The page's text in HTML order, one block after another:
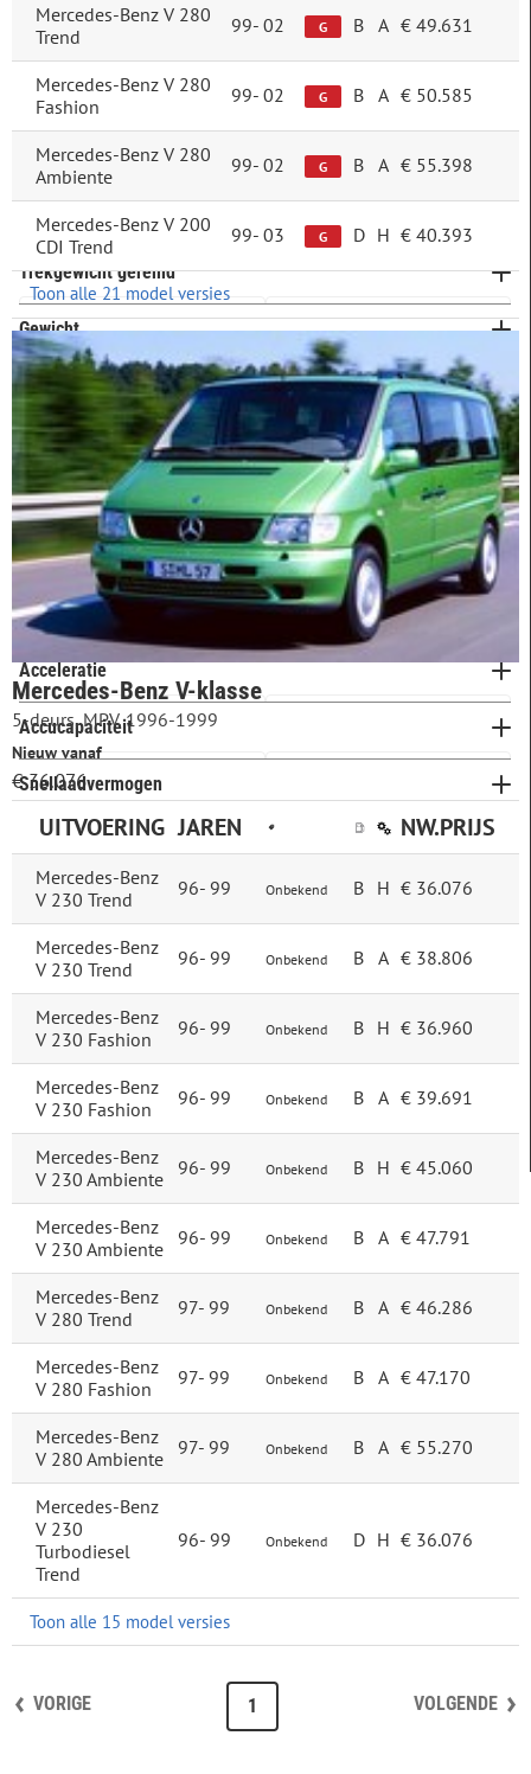
Energielabel
D
F
G
78
Overig
Segment
Lengte
Instaphoogte
Hoog (68+ cm)
Laag (t/m 58 cm)
Middel (58 t/m 68 cm)
0
Trekgewicht geremd
Gewicht
Cilinders
2 cilinders
0
3 cilinders
0
4 cilinders
244
5 cilinders
6 cilinders
Meer opties
Cilinderinhoud
Koppel
Topsnelheid
Bagageruimte
Acceleratie
Accucapaciteit
Snellaadvermogen
Mercedes-Benz V 280
Trend
99- 02 G B A € 49.631
Mercedes-Benz V 280
Fashion
99- 02 G B A € 50.585
Mercedes-Benz V 280
Ambiente
99- 02 G B A € 55.398
Mercedes-Benz V 200
CDI Trend
99- 03 G D H € 40.393
Toon alle 21 model versies
Mercedes-Benz V-klasse
5-deurs, MPV, 1996-1999
Nieuw vanaf
€ 36.076
UITVOERING JAREN NW.PRIJS
Mercedes-Benz
V 230 Trend
96- 99 Onbekend B H € 36.076
Mercedes-Benz
V 230 Trend
96- 99 Onbekend B A € 38.806
Mercedes-Benz
V 230 Fashion
96- 99 Onbekend B H € 36.960
Mercedes-Benz
V 230 Fashion
96- 99 Onbekend B A € 39.691
Mercedes-Benz
V 230 Ambiente 96- 99 Onbekend B H € 45.060
Mercedes-Benz
V 230 Ambiente 96- 99 Onbekend B A € 47.791
Mercedes-Benz
V 280 Trend
97- 99 Onbekend B A € 46.286
Mercedes-Benz
V 280 Fashion
97- 99 Onbekend B A € 47.170
Mercedes-Benz
V 280 Ambiente 97- 99 Onbekend B A € 55.270
Mercedes-Benz
V 230
Turbodiesel
Trend
96- 99 Onbekend D H € 36.076
Toon alle 15 model versies
VORIGE VOLGENDE
1